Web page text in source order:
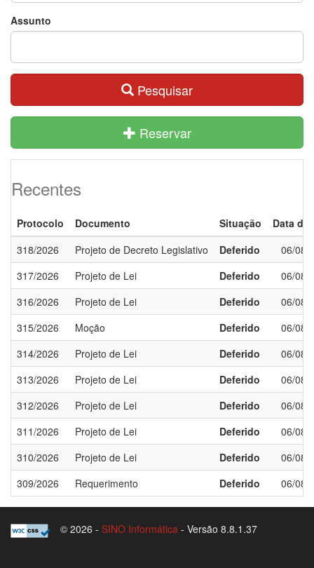
Assunto
Pesquisar
Reservar
Recentes
Protocolo Documento Situação
Data de
318/2026
Projeto de Decreto Legislativo Deferido
06/08/
317/2026
Projeto de Lei Deferido
06/08/
316/2026
Projeto de Lei Deferido
06/08/
315/2026
Moção Deferido
06/08/
314/2026
Projeto de Lei Deferido
06/08/
313/2026
Projeto de Lei Deferido
06/08/
312/2026
Projeto de Lei Deferido
06/08/
311/2026
Projeto de Lei Deferido
06/08/
310/2026
Projeto de Lei Deferido
06/08/
309/2026
Requerimento Deferido 06/08/
© 2026 - SINO Informática- Versão 8.8.1.37